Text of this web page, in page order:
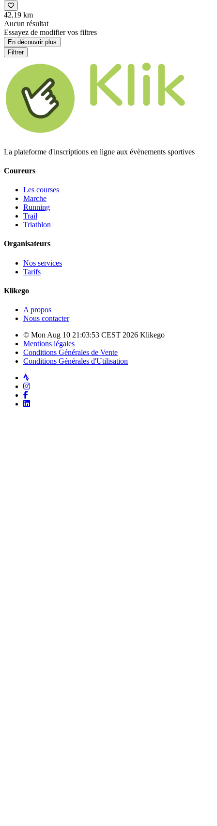
42,19 km
Aucun résultat
Essayez de modifier vos filtres
En découvrir plus
Filtrer
La plateforme d'inscriptions en ligne aux évènements sportives
Coureurs
Les courses
Marche
Running
Trail
Triathlon
Organisateurs
Nos services
Tarifs
Klikego
A propos
Nous contacter
© Mon Aug 10 21:03:53 CEST 2026 Klikego
Mentions légales
Conditions Générales de Vente
Conditions Générales d'Utilisation
Strava
Instagram
Facebook
LinkedIn